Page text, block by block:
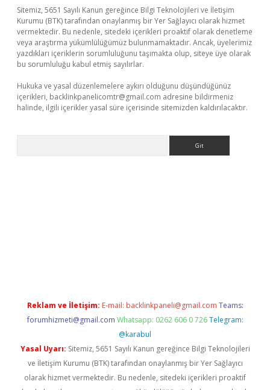
Sitemiz, 5651 Sayılı Kanun gereğince Bilgi Teknolojileri ve İletişim
Kurumu (BTK) tarafından onaylanmış bir Yer Sağlayıcı olarak hizmet
vermektedir. Bu nedenle, sitedeki içerikleri proaktif olarak denetleme
veya araştırma yükümlülüğümüz bulunmamaktadır. Ancak, üyelerimiz
yazdıkları içeriklerin sorumluluğunu taşımakta olup, siteye üye olarak
bu sorumluluğu kabul etmiş sayılırlar.
Hukuka ve yasal düzenlemelere aykırı olduğunu düşündüğünüz
içerikleri, backlinkpanelicomtr@gmail.com adresine bildirmeniz
halinde, ilgili içerikler yasal süre içerisinde sitemizden kaldırılacaktır.
Reklam ve İletişim: E-mail: backlinkpaneli@gmail.com Teams:
forumhizmeti@gmail.com Whatsapp: 0262 606 0 726 Telegram:
@karabul
Yasal Uyarı: Sitemiz, 5651 Sayılı Kanun gereğince Bilgi Teknolojileri
ve İletişim Kurumu (BTK) tarafından onaylanmış bir Yer Sağlayıcı
olarak hizmet vermektedir. Bu nedenle, sitedeki içerikleri proaktif